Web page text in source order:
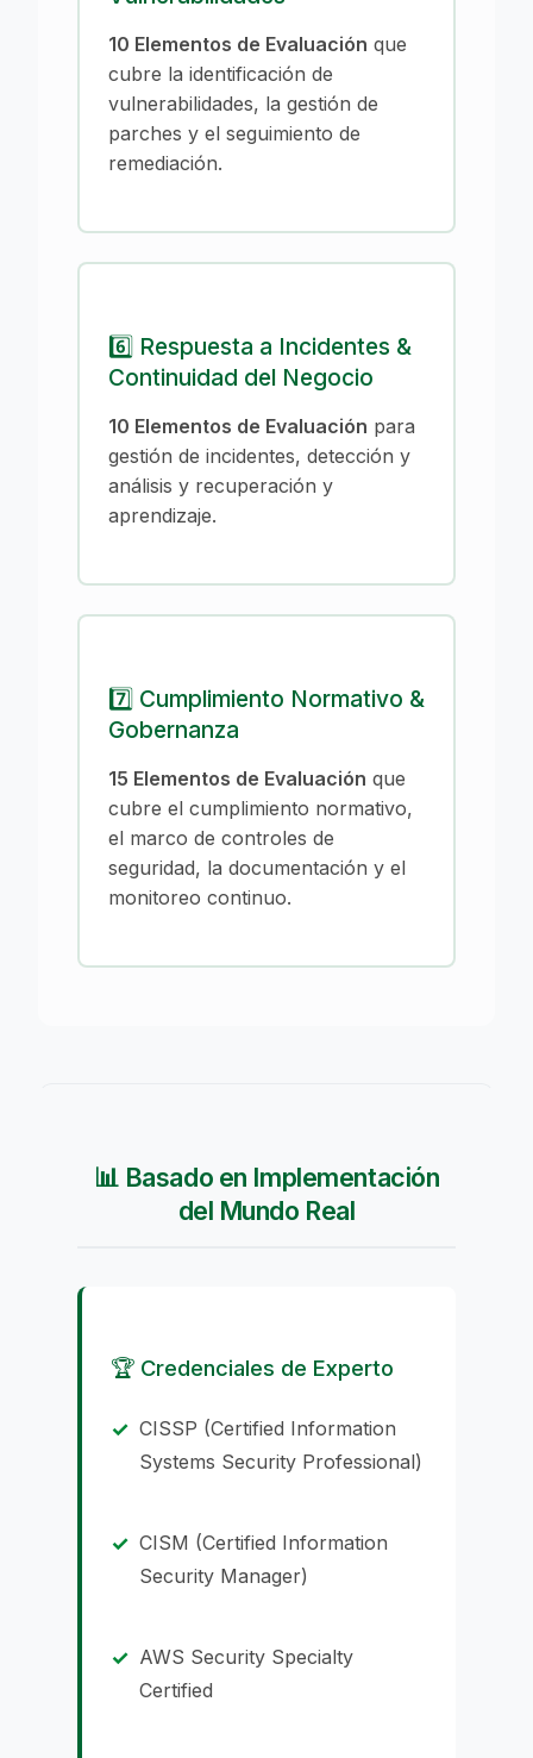
10 Elementos de Evaluación que
cubre la identificación de
vulnerabilidades, la gestión de
parches y el seguimiento de
remediación.
6️⃣ Respuesta a Incidentes &
Continuidad del Negocio
10 Elementos de Evaluación para
gestión de incidentes, detección y
análisis y recuperación y
aprendizaje.
7️⃣ Cumplimiento Normativo &
Gobernanza
15 Elementos de Evaluación que
cubre el cumplimiento normativo,
el marco de controles de
seguridad, la documentación y el
monitoreo continuo.
📊 Basado en Implementación
del Mundo Real
🏆 Credenciales de Experto
CISSP (Certified Information
Systems Security Professional)
CISM (Certified Information
Security Manager)
AWS Security Specialty
Certified